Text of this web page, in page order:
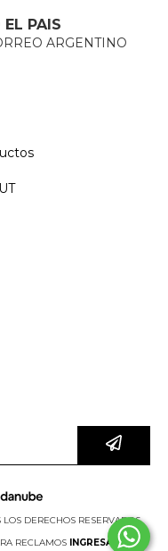
PAIS
ARGENTINO
DERECHOS RESERVADOS.
RECLAMOS INGRESA AQUÍ.